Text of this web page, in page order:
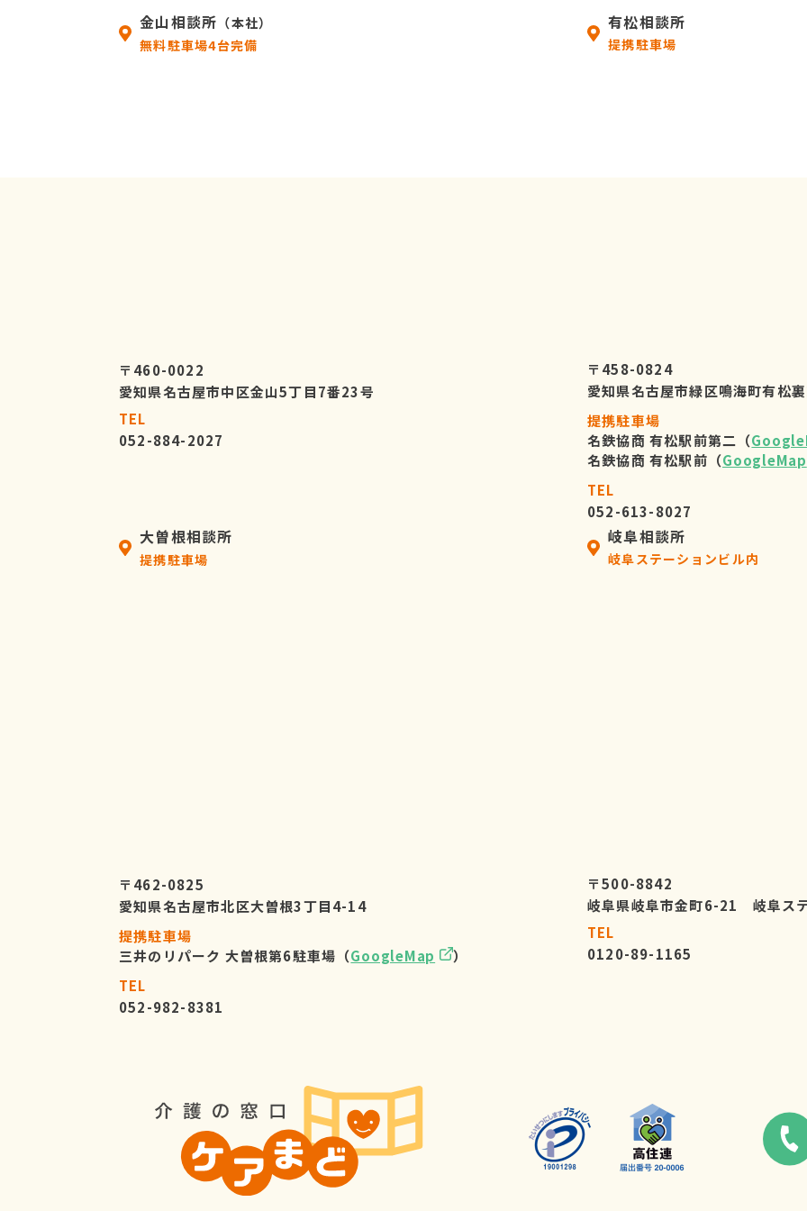
金山相談所 （本社）
無料駐車場4台完備
〒460-0022
愛知県名古屋市中区金山5丁目7番23号
TEL
052-884-2027
有松相談所
提携駐車場
〒458-0824
愛知県名古屋市緑区鳴海町有松
提携駐車場
名鉄協商 有松駅前第二（
名鉄協商 有松駅前（GoogleMap
TEL
052-613-8027
大曽根相談所
提携駐車場
〒462-0825
愛知県名古屋市北区大曽根3丁目4-14
提携駐車場
三井のリパーク 大曽根第6駐車場（GoogleMap
）
TEL
052-982-8381
岐阜相談所
岐阜ステーションビル内
〒500-8842
岐阜県岐阜市金町6-21 岐阜ス
TEL
0120-89-1165